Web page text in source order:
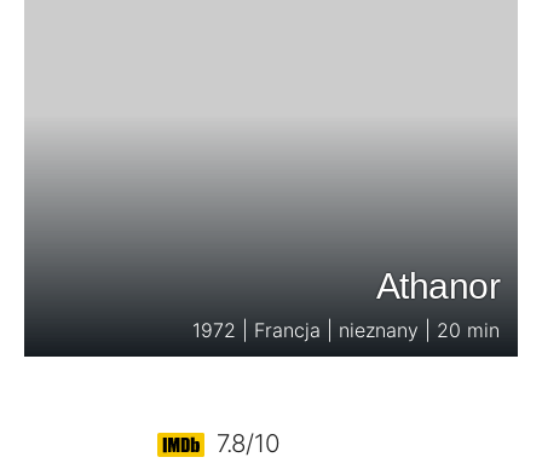
Athanor
1972 | Francja | nieznany | 20 min
7.8/10